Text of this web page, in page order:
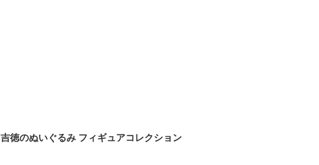
吉徳のぬいぐるみ フィギュアコレクション